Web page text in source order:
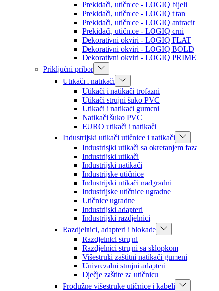
Prekidači, utičnice - LOGIQ bijeli
Prekidači, utičnice - LOGIQ titan
Prekidači, utičnice - LOGIQ antracit
Prekidači, utičnice - LOGIQ crni
Dekorativni okviri - LOGIQ FLAT
Dekorativni okviri - LOGIQ BOLD
Dekorativni okviri - LOGIQ PRIME
Priključni pribor
Utikači i natikači
Utikači i natikači trofazni
Utikači strujni šuko PVC
Utikači i natikači gumeni
Natikači šuko PVC
EURO utikači i natikači
Industrijski utikači utičnice i natikači
Industrisjki utikači sa okretanjem faza
Industrijski utikači
Industrijski natikači
Industrijske utičnice
Industrijski utikači nadgradni
Industrijske utičnice ugradne
Utičnice ugradne
Industrijski adapteri
Industrijski razdjelnici
Razdjelnici, adapteri i blokade
Razdjelnici strujni
Razdjelnici strujni sa sklopkom
Višestruki zaštitni natikači gumeni
Univrezalni strujni adapteri
Dječje zaštite za utičnicu
Produžne višestruke utičnice i kabeli